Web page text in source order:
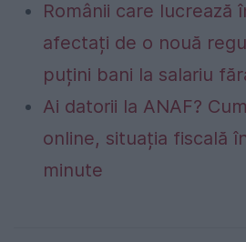
Românii care lucrează
afectați de o nouă
puțini bani la salariu
Ai datorii la ANAF?
online, situația fiscală
minute